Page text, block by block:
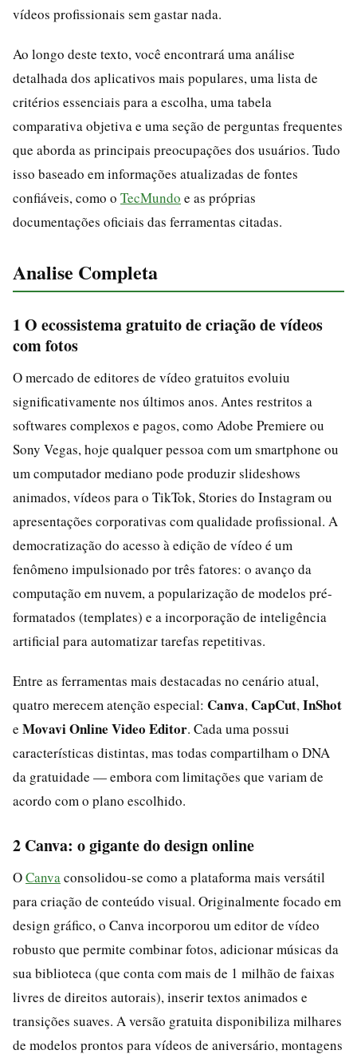
vídeos profissionais sem gastar nada.
Ao longo deste texto, você encontrará uma análise
detalhada dos aplicativos mais populares, uma lista de
critérios essenciais para a escolha, uma tabela
comparativa objetiva e uma seção de perguntas frequentes
que aborda as principais preocupações dos usuários. Tudo
isso baseado em informações atualizadas de fontes
confiáveis, como o TecMundo e as próprias
documentações oficiais das ferramentas citadas.
Analise Completa
1 O ecossistema gratuito de criação de vídeos
com fotos
O mercado de editores de vídeo gratuitos evoluiu
significativamente nos últimos anos. Antes restritos a
softwares complexos e pagos, como Adobe Premiere ou
Sony Vegas, hoje qualquer pessoa com um smartphone ou
um computador mediano pode produzir slideshows
animados, vídeos para o TikTok, Stories do Instagram ou
apresentações corporativas com qualidade profissional. A
democratização do acesso à edição de vídeo é um
fenômeno impulsionado por três fatores: o avanço da
computação em nuvem, a popularização de modelos pré-
formatados (templates) e a incorporação de inteligência
artificial para automatizar tarefas repetitivas.
Entre as ferramentas mais destacadas no cenário atual,
quatro merecem atenção especial: Canva, CapCut, InShot
e Movavi Online Video Editor. Cada uma possui
características distintas, mas todas compartilham o DNA
da gratuidade — embora com limitações que variam de
acordo com o plano escolhido.
2 Canva: o gigante do design online
OCanva consolidou-se como a plataforma mais versátil
para criação de conteúdo visual. Originalmente focado em
design gráfico, o Canva incorporou um editor de vídeo
robusto que permite combinar fotos, adicionar músicas da
sua biblioteca (que conta com mais de 1 milhão de faixas
livres de direitos autorais), inserir textos animados e
transições suaves. A versão gratuita disponibiliza milhares
de modelos prontos para vídeos de aniversário, montagens